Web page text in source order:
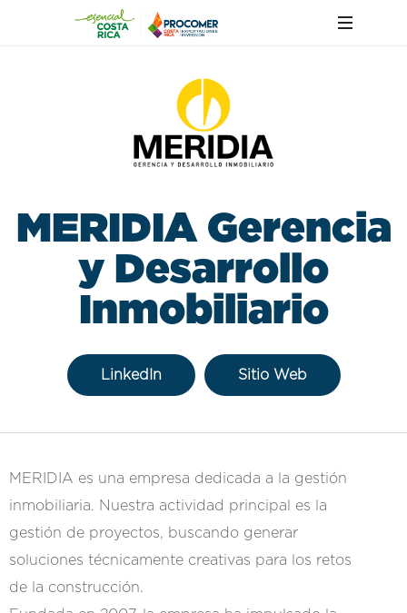
MERIDIA Gerencia
y Desarrollo
Inmobiliario
LinkedIn Sitio Web
MERIDIA es una empresa dedicada a la gestión
inmobiliaria. Nuestra actividad principal es la
gestión de proyectos, buscando generar
soluciones técnicamente creativas para los retos
de la construcción.